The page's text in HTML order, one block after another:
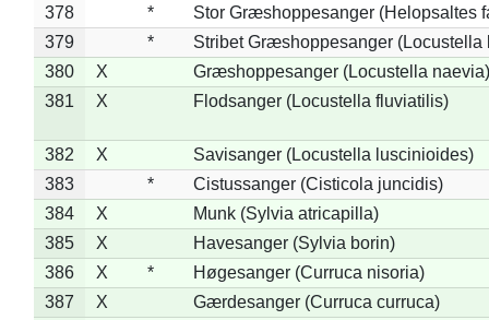
378
*
Stor Græshoppesanger (Helopsaltes
379
*
Stribet Græshoppesanger (Locustella
380
X
Græshoppesanger (Locustella naevia)
381
X Flodsanger (Locustella fluviatilis)
382 X
Savisanger (Locustella luscinioides)
383
*
Cistussanger (Cisticola juncidis)
384
X
Munk (Sylvia atricapilla)
385
X
Havesanger (Sylvia borin)
386
X *
Høgesanger (Curruca nisoria)
387
X
Gærdesanger (Curruca curruca)